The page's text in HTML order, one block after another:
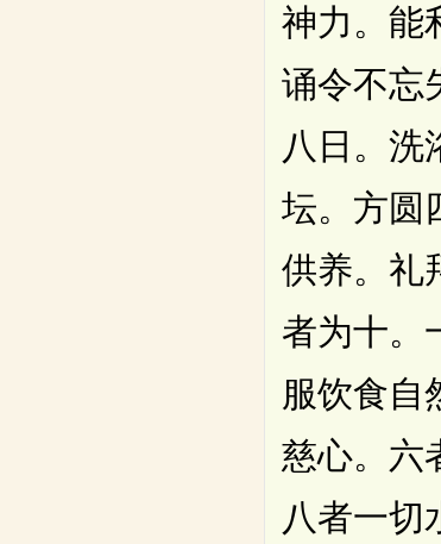
神力。能
诵令不忘
八日。洗
坛。方圆
供养。礼
者为十。
服饮食自
慈心。六
八者一切